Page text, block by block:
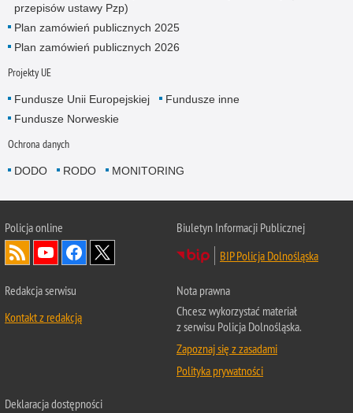
przepisów ustawy Pzp)
Plan zamówień publicznych 2025
Plan zamówień publicznych 2026
Projekty UE
Fundusze Unii Europejskiej
Fundusze inne
Fundusze Norweskie
Ochrona danych
DODO RODO MONITORING
Policjaonline
Biuletyn Informacji Publicznej
BIP Policja Dolnośląska
Redakcja serwisu
Kontakt z redakcją
Nota prawna
Chcesz wykorzystać materiał
z serwisu Policja Dolnośląska.
Zapoznaj się z zasadami
Polityka prywatności
Deklaracja dostępności